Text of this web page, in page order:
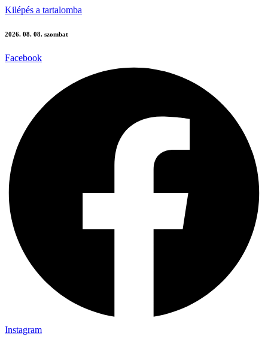
Kilépés a tartalomba
2026. 08. 08. szombat
Facebook
Instagram